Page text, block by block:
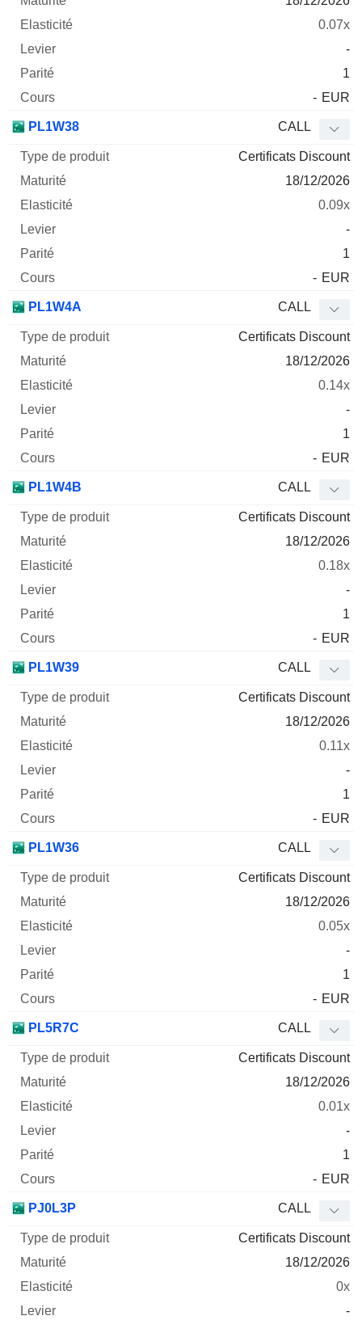
0.07x
-
1
- EUR
PL1W38 CALL
Certificats Discount
18/12/2026
0.09x
-
1
- EUR
PL1W4A CALL
Certificats Discount
18/12/2026
0.14x
-
1
- EUR
PL1W4B CALL
Certificats Discount
18/12/2026
0.18x
-
1
- EUR
PL1W39 CALL
Certificats Discount
18/12/2026
0.11x
-
1
- EUR
PL1W36 CALL
Certificats Discount
18/12/2026
0.05x
-
1
- EUR
PL5R7C CALL
Certificats Discount
18/12/2026
0.01x
-
1
- EUR
PJ0L3P CALL
Certificats Discount
18/12/2026
0x
-